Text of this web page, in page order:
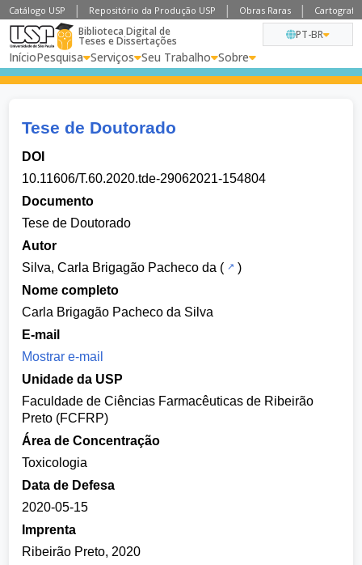
Catálogo USP Repositório da Produção USP Obras Raras
Biblioteca Digital de
Teses e Dissertações
InícioPesquisa Serviços Seu Trabalho Sobre
PT-BR
Tese de Doutorado
DOI
10.11606/T.60.2020.tde-29062021-154804
Documento
Tese de Doutorado
Autor
Silva, Carla Brigagão Pacheco da (
)
Nome completo
Carla Brigagão Pacheco da Silva
E-mail
Mostrar e-mail
Unidade da USP
Faculdade de Ciências Farmacêuticas de Ribeirão
Preto (FCFRP)
Área de Concentração
Toxicologia
Data de Defesa
2020-05-15
Imprenta
Ribeirão Preto, 2020